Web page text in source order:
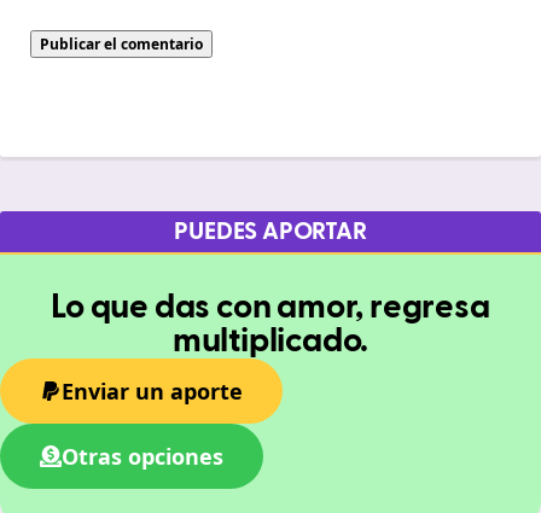
PUEDES APORTAR
Lo que das con amor, regresa
multiplicado.
Enviar un aporte
Otras opciones